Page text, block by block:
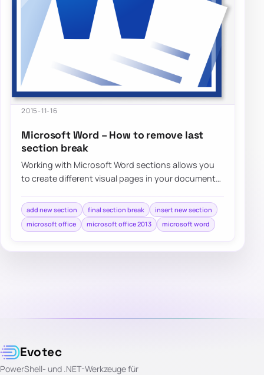
2015-11-16
Microsoft Word – How to remove last
section break
Working with Microsoft Word sections allows you
to create different visual pages in your document
add new section final section break
insert new section
microsoft office
microsoft office 2013 microsoft word
Evotec
PowerShell- und .NET-Werkzeuge für